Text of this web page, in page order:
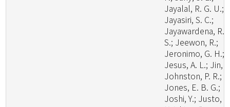
Jayalal, R. G. U.;
Jayasiri, S. C.;
Jayawardena, R.
S.; Jeewon, R.;
Jeronimo, G. H.;
Jesus, A. L.; Jin,
Johnston, P. R.;
Jones, E. B. G.;
Joshi, Y.; Justo,